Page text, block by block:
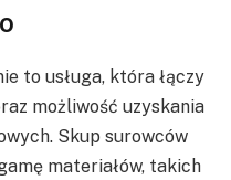
to usługa, która łączy
możliwość uzyskania
Skup surowców
materiałów, takich